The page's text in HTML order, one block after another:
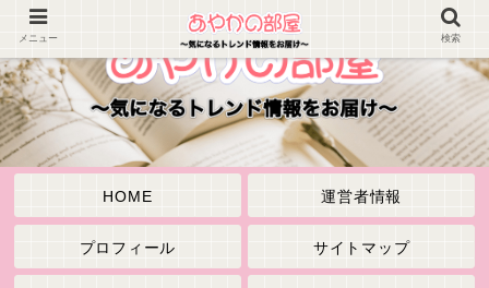
HOME 運営者情報
プロフィール サイトマップ
メニュー 検索